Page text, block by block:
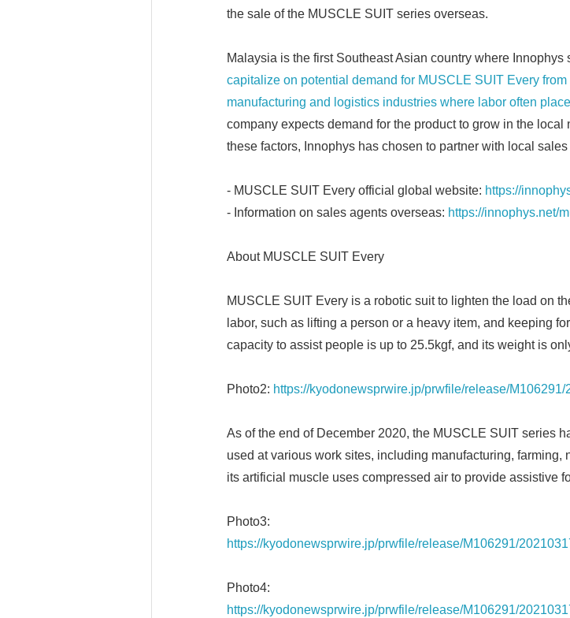
the sale of the MUSCLE SUIT series overseas.
Malaysia is the first Southeast Asian country where Innophys
capitalize on potential demand for MUSCLE SUIT Every
manufacturing and logistics industries where labor often
company expects demand for the product to grow in the
these factors, Innophys has chosen to partner with local
- MUSCLE SUIT Every official global website: https://
- Information on sales agents overseas: https://innophys.net/
About MUSCLE SUIT Every
MUSCLE SUIT Every is a robotic suit to lighten the load on
labor, such as lifting a person or a heavy item, and keeping
capacity to assist people is up to 25.5kgf, and its weight is
Photo2: https://kyodonewsprwire.jp/prwfile/release/
As of the end of December 2020, the MUSCLE SUIT series
used at various work sites, including manufacturing,
its artificial muscle uses compressed air to provide assistive
Photo3:
https://kyodonewsprwire.jp/prwfile/release/M106291/
Photo4:
https://kyodonewsprwire.jp/prwfile/release/M106291/